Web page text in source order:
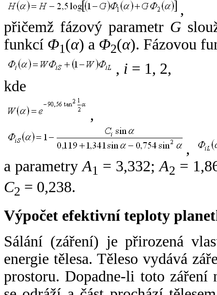
,
přičemž fázový parametr G
funkcí Φ1(α) a Φ2(α). Fázovou
, i = 1, 2,
kde
,
,
a parametryA1 = 3,332;A2 =
C2 = 0,238.
Výpočet efektivní teploty
Sálání (záření) je přirozená
energie tělesa. Těleso vydává
prostoru. Dopadne-li toto záření